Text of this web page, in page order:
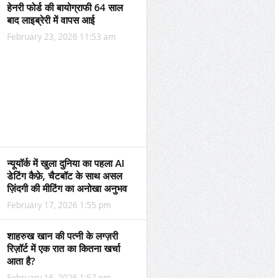
हेनरी फोर्ड की बायोग्राफी 64 साल
बाद लाइब्रेरी में वापस आई
February 23, 2026 11:53 am
न्यूयॉर्क में खुला दुनिया का पहला AI
डेटिंग कैफ़े, चैटबॉट के साथ असल
ज़िंदगी की मीटिंग का अनोखा अनुभव
February 17, 2026 1:55 pm
शाहरुख खान की पत्नी के लग्ज़री
रिज़ॉर्ट में एक रात का कितना खर्चा
आता है?